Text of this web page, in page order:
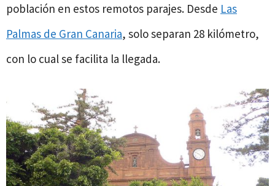
población en estos remotos parajes. Desde Las
Palmas de Gran Canaria, solo separan 28 kilómetro,
con lo cual se facilita la llegada.